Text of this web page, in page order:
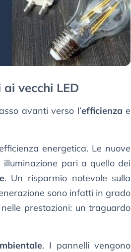
vecchi LED
avanti verso l’efficienza e
energetica. Le nuove
pari a quello dei
. Un risparmio notevole sulla
sono infatti in grado
prestazioni: un traguardo
. I pannelli vengono